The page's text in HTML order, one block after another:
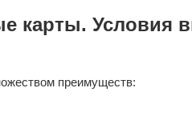
карты. Условия
преимуществ: